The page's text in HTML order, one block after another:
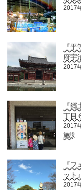
2017
『
府宇
2017
『
丁目
2017
施設
『
ット
2017